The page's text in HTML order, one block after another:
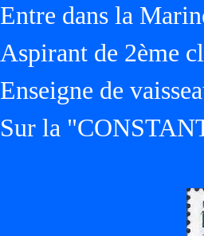
Entre dans la
Aspirant de 2ème
Enseigne de
Sur la